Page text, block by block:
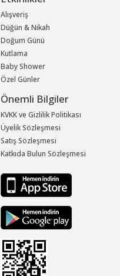
Alışveriş
Düğün & Nikah
Doğum Günü
Kutlama
Baby Shower
Özel Günler
Önemli Bilgiler
KVKK ve Gizlilik Politikası
Üyelik Sözleşmesi
Satış Sözleşmesi
Katkıda Bulun Sözleşmesi